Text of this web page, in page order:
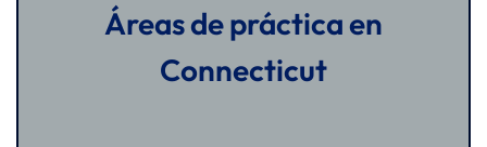
Áreas de práctica en
Connecticut